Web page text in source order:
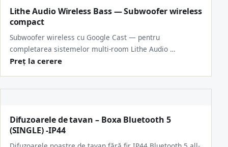
Lithe Audio Wireless Bass — Subwoofer wireless
compact
Subwoofer wireless cu Google Cast — pentru
completarea sistemelor multi-room Lithe Audio …
Preț la cerere
Difuzoarele de tavan – Boxa Bluetooth 5
(SINGLE) -IP44